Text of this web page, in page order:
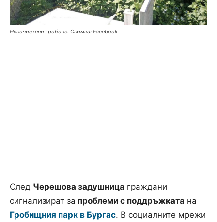
Непочистени гробове. Снимка: Facebook
След Черешова задушница граждани
сигнализират за проблеми с поддръжката на
Гробищния парк в Бургас. В социалните мрежи